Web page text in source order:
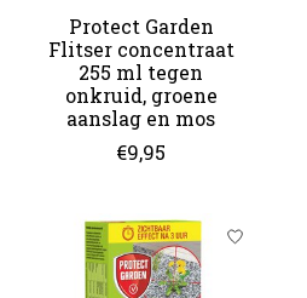
Protect Garden
Flitser concentraat
255 ml tegen
onkruid, groene
aanslag en mos
€9,95